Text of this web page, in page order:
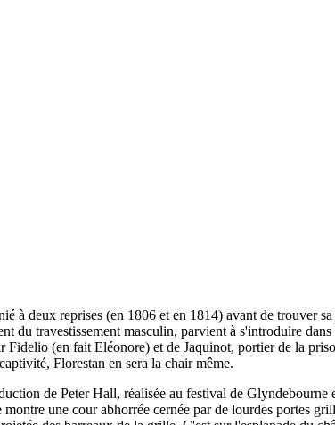
à deux reprises (en 1806 et en 1814) avant de trouver
du travestissement masculin, parvient à s'introduire
(en fait Eléonore) et de Jaquinot, portier de la
Florestan en sera la chair même.
de Peter Hall, réalisée au festival de Glyndebourne
une cour abhorrée cernée par de lourdes portes